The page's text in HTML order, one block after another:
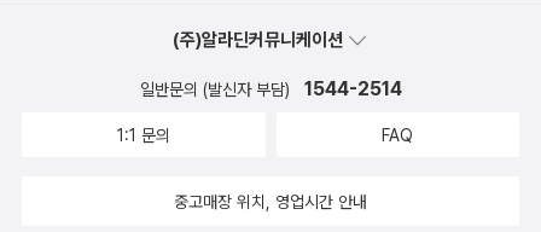
on'이 시작될때 드럼을 쳐대는 소년이 둘째 아들이다. 감동입니다!!
(주)알라딘커뮤니케이션
일반문의 (발신자 부담) 1544-2514
1:1 문의 FAQ
중고매장 위치, 영업시간 안내